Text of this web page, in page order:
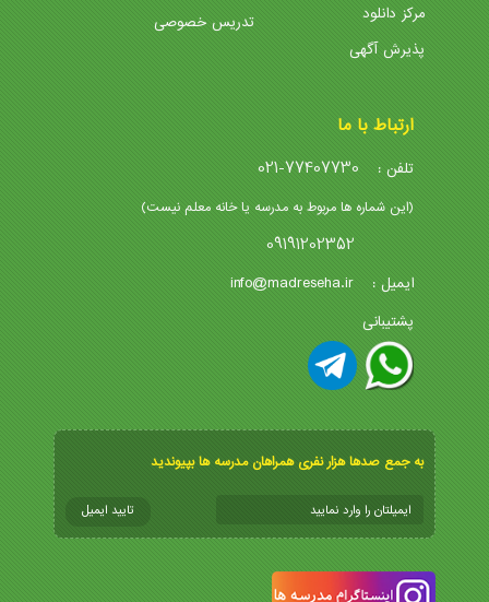
مرکز دانلود
پذیرش آگهی
تدریس خصوصی
ارتباط با ما
تلفن : 021-77407730
(این شماره ها مربوط به مدرسه یا خانه معلم نیست)
09191202352
ایمیل : info@madreseha.ir
پشتیبانی
به جمع صدها هزار نفری همراهان مدرسه ها بپیوندید